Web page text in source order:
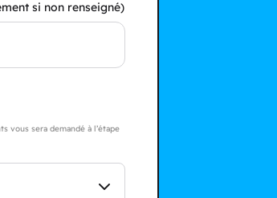
si non renseigné)
vous sera demandé à l’étape